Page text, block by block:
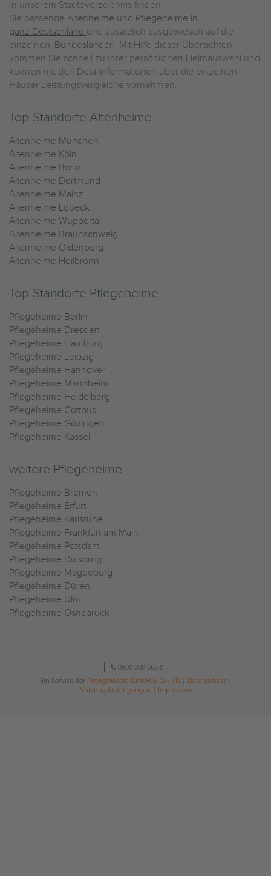
In unserem Städteverzeichnis finden
Sie passende Altenheime und Pflegeheime in
ganz Deutschland und zusätzlich ausgewiesen auf die
einzelnen Bundesländer. Mit Hilfe dieser Übersichten
kommen Sie schnell zu Ihrer persönlichen Heimauswahl und
können mit den Detailinformationen über die einzelnen
Häuser Leistungsvergleiche vornehmen.
Top-Standorte Altenheime
Altenheime München
Altenheime Köln
Altenheime Bonn
Altenheime Dortmund
Altenheime Mainz
Altenheime Lübeck
Altenheime Wuppertal
Altenheime Braunschweig
Altenheime Oldenburg
Altenheime Heilbronn
Top-Standorte Pflegeheime
Pflegeheime Berlin
Pflegeheime Dresden
Pflegeheime Hamburg
Pflegeheime Leipzig
Pflegeheime Hannover
Pflegeheime Mannheim
Pflegeheime Heidelberg
Pflegeheime Cottbus
Pflegeheime Göttingen
Pflegeheime Kassel
weitere Pflegeheime
Pflegeheime Bremen
Pflegeheime Erfurt
Pflegeheime Karlsruhe
Pflegeheime Frankfurt am Main
Pflegeheime Potsdam
Pflegeheime Duisburg
Pflegeheime Magdeburg
Pflegeheime Düren
Pflegeheime Ulm
Pflegeheime Osnabrück
0800 800 666 0
Ein Service der ProAgeMedia GmbH & Co. KG Datenschutz|
Nutzungsbedingungen
Impressum